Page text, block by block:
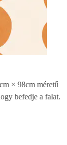
× 98cm méretű
befedje a falat.